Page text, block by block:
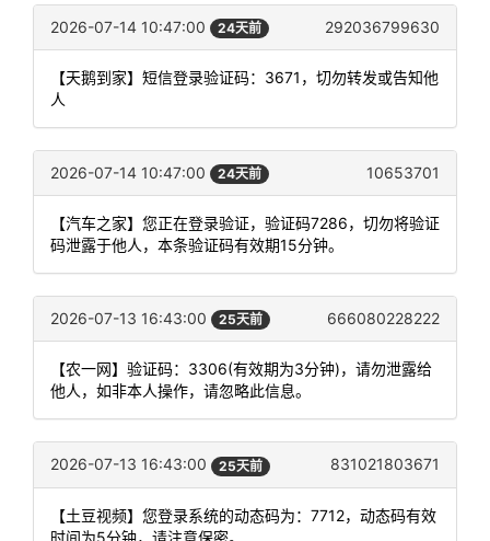
2026-07-14 10:47:00 24天前 292036799630
【天鹅到家】短信登录验证码：3671，切勿转发或告知他
人
2026-07-14 10:47:00 24天前 10653701
【汽车之家】您正在登录验证，验证码7286，切勿将验证
码泄露于他人，本条验证码有效期15分钟。
2026-07-13 16:43:00 25天前 666080228222
【农一网】验证码：3306(有效期为3分钟)，请勿泄露给
他人，如非本人操作，请忽略此信息。
2026-07-13 16:43:00 25天前 831021803671
【土豆视频】您登录系统的动态码为：7712，动态码有效
时间为5分钟，请注意保密。